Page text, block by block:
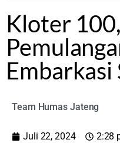
Kloter
Embarkasi
Team Humas Jateng
Juli 22, 2024 2:28